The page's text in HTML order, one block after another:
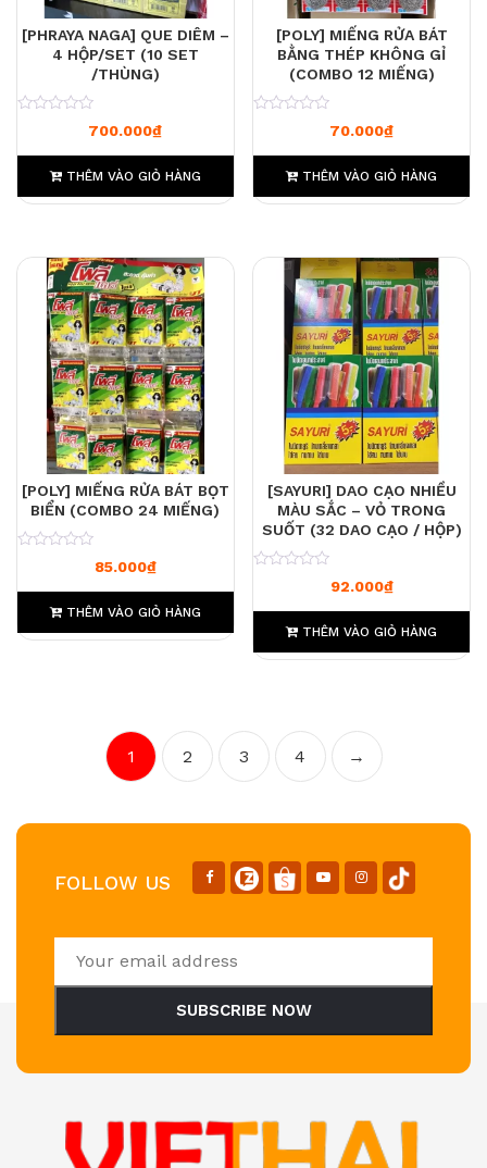
[PHRAYA NAGA] QUE DIÊM –
4 HỘP/SET (10 SET
/THÙNG)
700.000₫
THÊM VÀO GIỎ HÀNG
[POLY] MIẾNG RỬA BÁT
BẰNG THÉP KHÔNG GỈ
(COMBO 12 MIẾNG)
70.000₫
THÊM VÀO GIỎ HÀNG
[POLY] MIẾNG RỬA BÁT BỌT
BIỂN (COMBO 24 MIẾNG)
85.000₫
THÊM VÀO GIỎ HÀNG
[SAYURI] DAO CẠO NHIỀU
MÀU SẮC – VỎ TRONG
SUỐT (32 DAO CẠO / HỘP)
92.000₫
THÊM VÀO GIỎ HÀNG
1 2 3 4 →
FOLLOW US
SUBSCRIBE NOW